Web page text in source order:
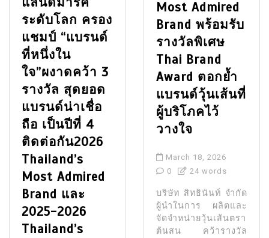
ระดับโลก ครอง
แชมป์ “แบรนด์
ที่หนึ่งใน
ใจ”ผงาดคว้า 3
รางวัล สุดยอด
แบรนด์น่าเชื่อ
ถือ เป็นปีที่ 4
ติดต่อกัน2026
Thailand’s
Most Admired
Brand และ
2025-2026
Thailand’s
Most Admired
Brand พร้อมรับ
รางวัลพิเศษ
Thai Brand
Award ตอกย้ำ
แบรนด์วุ้นเส้นที่
ผู้บริโภคไว้
วางใจ
March 18, 2026
0
24 words
บริษัท สิทธินันท์ จำกัด
ผู้นำในการ ผลิตและ
จัดจำหน่ายวุ้นเส้นตรา
ต้นสน คว้ารางวัล